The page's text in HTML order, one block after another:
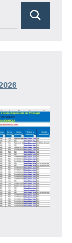
Pesquisar